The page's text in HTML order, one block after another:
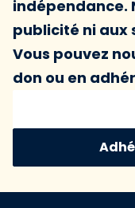
indépendance.
publicité ni aux
Vous pouvez
don ou en